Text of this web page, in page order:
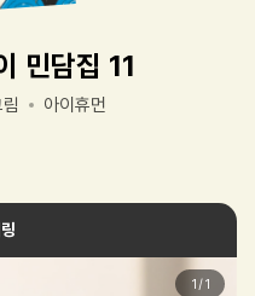
민담집 11
아이휴먼
1 /1